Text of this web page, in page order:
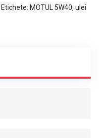
Etichete: MOTUL 5W40, ulei